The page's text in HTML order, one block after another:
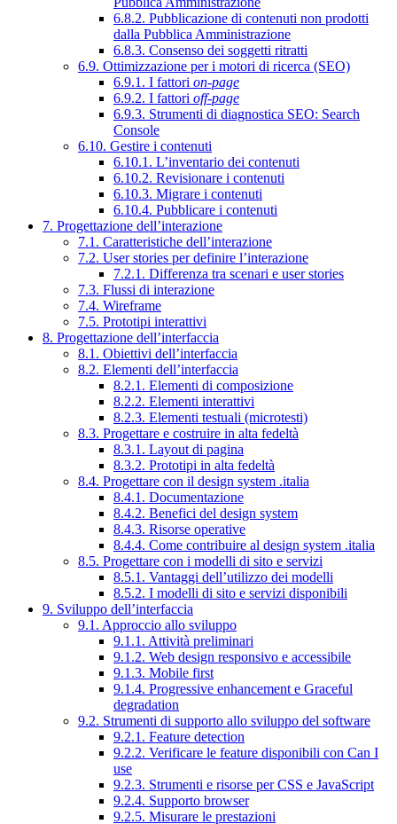
6.8.2. Pubblicazione di contenuti non prodotti
dalla Pubblica Amministrazione
6.8.3. Consenso dei soggetti ritratti
6.9. Ottimizzazione per i motori di ricerca (SEO)
6.9.1. I fattori on-page
6.9.2. I fattori off-page
6.9.3. Strumenti di diagnostica SEO: Search
Console
6.10. Gestire i contenuti
6.10.1. L’inventario dei contenuti
6.10.2. Revisionare i contenuti
6.10.3. Migrare i contenuti
6.10.4. Pubblicare i contenuti
7. Progettazione dell’interazione
7.1. Caratteristiche dell’interazione
7.2. User stories per definire l’interazione
7.2.1. Differenza tra scenari e user stories
7.3. Flussi di interazione
7.4. Wireframe
7.5. Prototipi interattivi
8. Progettazione dell’interfaccia
8.1. Obiettivi dell’interfaccia
8.2. Elementi dell’interfaccia
8.2.1. Elementi di composizione
8.2.2. Elementi interattivi
8.2.3. Elementi testuali (microtesti)
8.3. Progettare e costruire in alta fedeltà
8.3.1. Layout di pagina
8.3.2. Prototipi in alta fedeltà
8.4. Progettare con il design system .italia
8.4.1. Documentazione
8.4.2. Benefici del design system
8.4.3. Risorse operative
8.4.4. Come contribuire al design system .italia
8.5. Progettare con i modelli di sito e servizi
8.5.1. Vantaggi dell’utilizzo dei modelli
8.5.2. I modelli di sito e servizi disponibili
9. Sviluppo dell’interfaccia
9.1. Approccio allo sviluppo
9.1.1. Attività preliminari
9.1.2. Web design responsivo e accessibile
9.1.3. Mobile first
9.1.4. Progressive enhancement e Graceful
degradation
9.2. Strumenti di supporto allo sviluppo del software
9.2.1. Feature detection
9.2.2. Verificare le feature disponibili con Can I
use
9.2.3. Strumenti e risorse per CSS e JavaScript
9.2.4. Supporto browser
9.2.5. Misurare le prestazioni